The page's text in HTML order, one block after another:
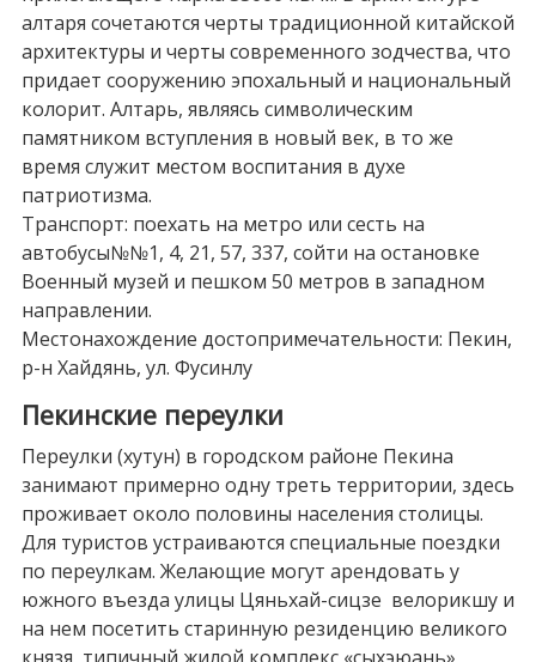
алтаря сочетаются черты традиционной китайской
архитектуры и черты современного зодчества, что
придает сооружению эпохальный и национальный
колорит. Алтарь, являясь символическим
памятником вступления в новый век, в то же
время служит местом воспитания в духе
патриотизма.
Транспорт: поехать на метро или сесть на
автобусы№№1, 4, 21, 57, 337, сойти на остановке
Военный музей и пешком 50 метров в западном
направлении.
Местонахождение достопримечательности: Пекин,
р-н Хайдянь, ул. Фусинлу
Пекинские переулки
Переулки (хутун) в городском районе Пекина
занимают примерно одну треть территории, здесь
проживает около половины населения столицы.
Для туристов устраиваются специальные поездки
по переулкам. Желающие могут арендовать у
южного въезда улицы Цяньхай-сицзе велорикшу и
на нем посетить старинную резиденцию великого